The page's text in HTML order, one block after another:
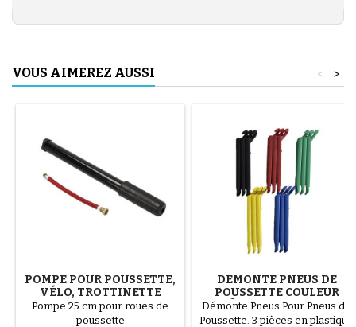
VOUS AIMEREZ AUSSI >
<
POMPE POUR POUSSETTE,
VÉLO, TROTTINETTE
Pompe 25 cm pour roues de
poussette
DÉMONTE PNEUS DE
POUSSETTE COULEUR
ALÉATOIRE 1 LOT DE 3
PIÈCES
Démonte Pneus Pour Pneus de
Poussette. 3 pièces en plastique